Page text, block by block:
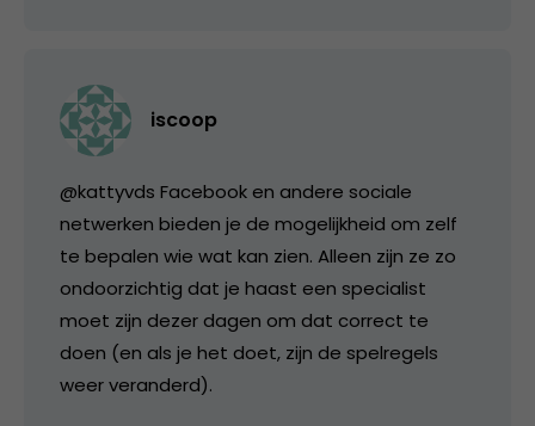
iscoop
@kattyvds Facebook en andere sociale
netwerken bieden je de mogelijkheid om zelf
te bepalen wie wat kan zien. Alleen zijn ze zo
ondoorzichtig dat je haast een specialist
moet zijn dezer dagen om dat correct te
doen (en als je het doet, zijn de spelregels
weer veranderd).